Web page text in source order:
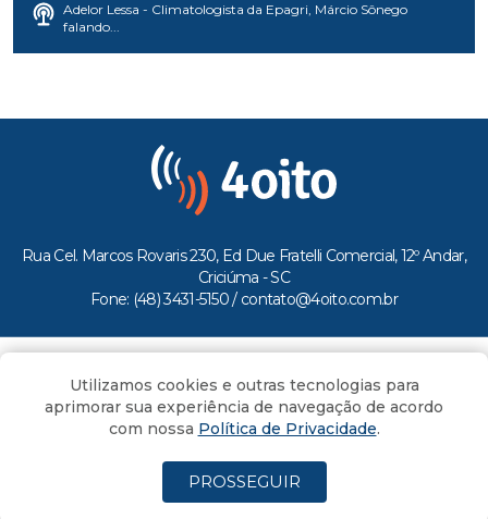
Adelor Lessa - Climatologista da Epagri, Márcio Sônego
falando...
Rua Cel. Marcos Rovaris 230, Ed Due Fratelli Comercial, 12º Andar,
Criciúma - SC
Fone: (48) 3431-5150 / contato@4oito.com.br
Todos os direitos reservados ao Portal 4oito
Utilizamos cookies e outras tecnologias para
aprimorar sua experiência de navegação de acordo
com nossa Política de Privacidade.
PROSSEGUIR